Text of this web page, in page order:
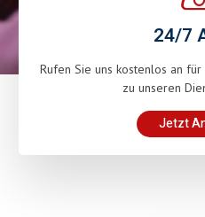
24/7
Rufen Sie uns kostenlos an
zu unseren
Jetzt